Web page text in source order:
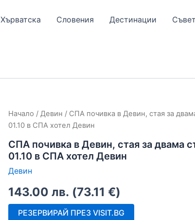
Хърватска Словения Дестинации
Начало / Девин / СПА почивка в Девин, стая за
01.10 в СПА хотел Девин
СПА почивка в Девин, стая за двама
01.10 в СПА хотел Девин
Девин
143.00 лв. (73.11 €)
РЕЗЕРВИРАЙ ПРЕЗ VISIT.BG